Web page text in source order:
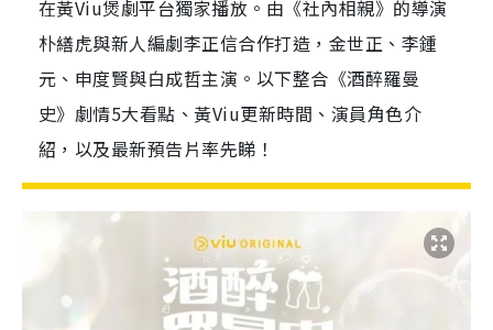
在黃Viu煲劇平台獨家播放。由《社內相親》的導演
朴繕虎與新人編劇李正信合作打造，金世正、李鍾
元、申度賢與白成哲主演。以下整合《酒醉羅曼
史》劇情5大看點、黃Viu更新時間、演員角色介
紹，以及最新預告片率先睇！